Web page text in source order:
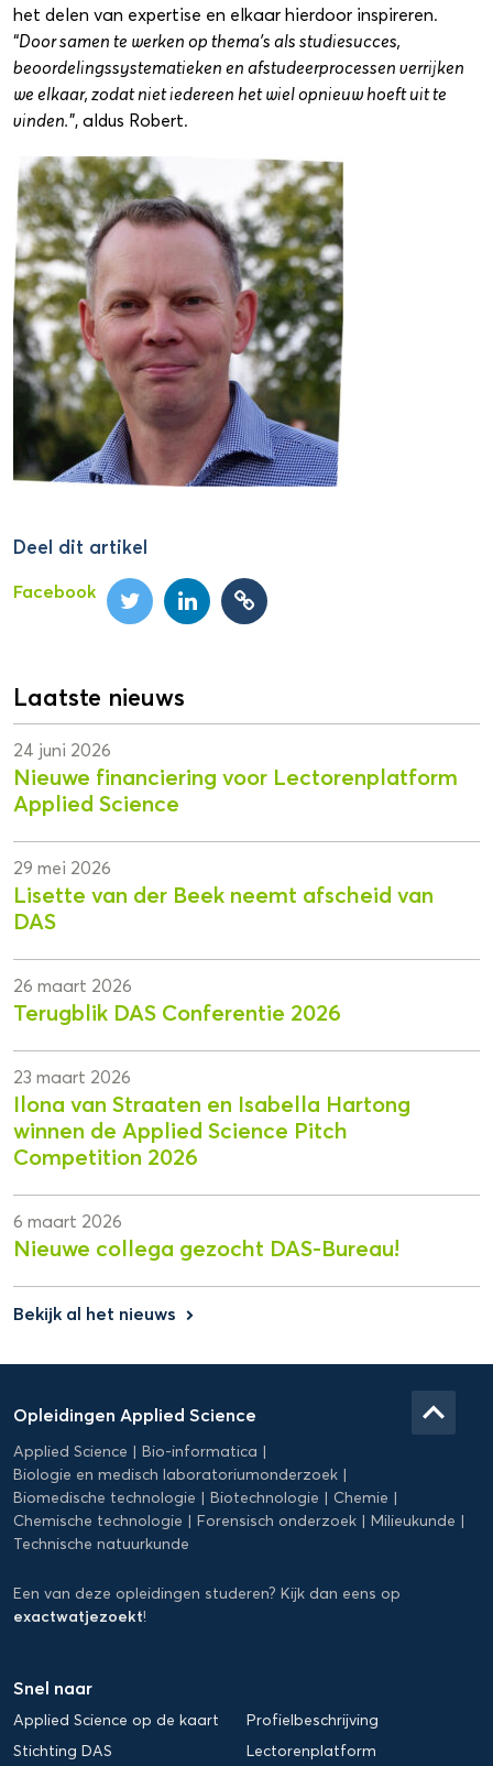
het delen van expertise en elkaar hierdoor inspireren.
“Door samen te werken op thema’s als studiesucces,
beoordelingssystematieken en afstudeerprocessen verrijken
we elkaar, zodat niet iedereen het wiel opnieuw hoeft uit te
vinden.”, aldus Robert.
Deel dit artikel
Facebook
Laatste nieuws
24 juni 2026
Nieuwe financiering voor Lectorenplatform
Applied Science
29 mei 2026
Lisette van der Beek neemt afscheid van
DAS
26 maart 2026
Terugblik DAS Conferentie 2026
23 maart 2026
Ilona van Straaten en Isabella Hartong
winnen de Applied Science Pitch
Competition 2026
6 maart 2026
Nieuwe collega gezocht DAS-Bureau!
Bekijk al het nieuws keyboard_arrow_right
Applied
Science
Opleidingen Applied Science
Applied Science
Bio-informatica
Biologie en medisch laboratoriumonderzoek
Biomedische technologie
Biotechnologie
Chemie
Chemische technologie
Forensisch onderzoek
Milieukunde
Technische natuurkunde
Een van deze opleidingen studeren? Kijk dan eens op
exactwatjezoekt!
Snel naar
Applied Science op de kaart
Profielbeschrijving
Stichting DAS
Lectorenplatform
keyboard_arrow_up